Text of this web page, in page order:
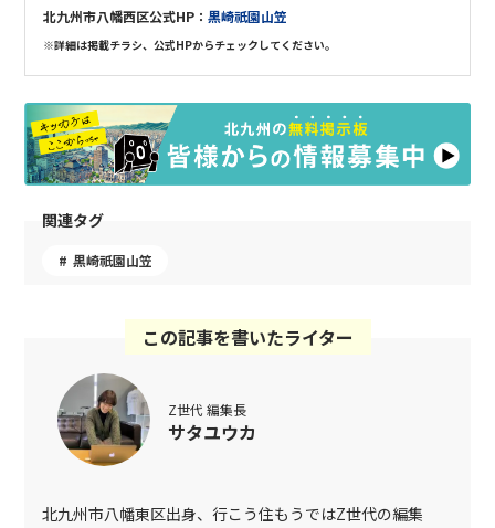
北九州市八幡西区公式HP：黒崎祇園山笠
※詳細は掲載チラシ、公式HPからチェックしてください。
関連タグ
黒崎祇園山笠
この記事を書いたライター
Z世代 編集長
サタユウカ
北九州市八幡東区出身、行こう住もうではZ世代の編集